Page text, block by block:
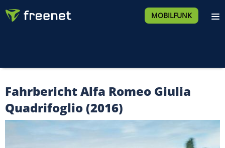
MOBILFUNK
Fahrbericht Alfa Romeo Giulia
Quadrifoglio (2016)